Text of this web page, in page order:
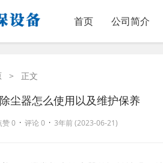
首页 公司简介
> 正文
尘器怎么使用以及维护保养
赞 0 · 评论 0 · 3年前 (2023-06-21)